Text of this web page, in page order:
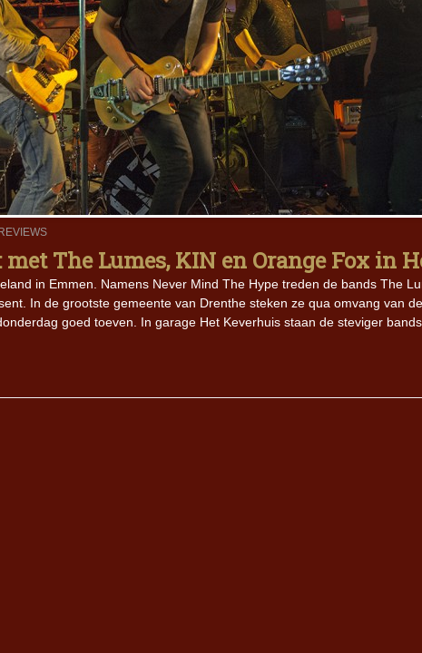
REVIEWS
The Lumes, KIN en Orange Fox in
in Emmen. Namens Never Mind The Hype treden de bands The
In de grootste gemeente van Drenthe steken ze qua omvang van
goed toeven. In garage Het Keverhuis staan de steviger